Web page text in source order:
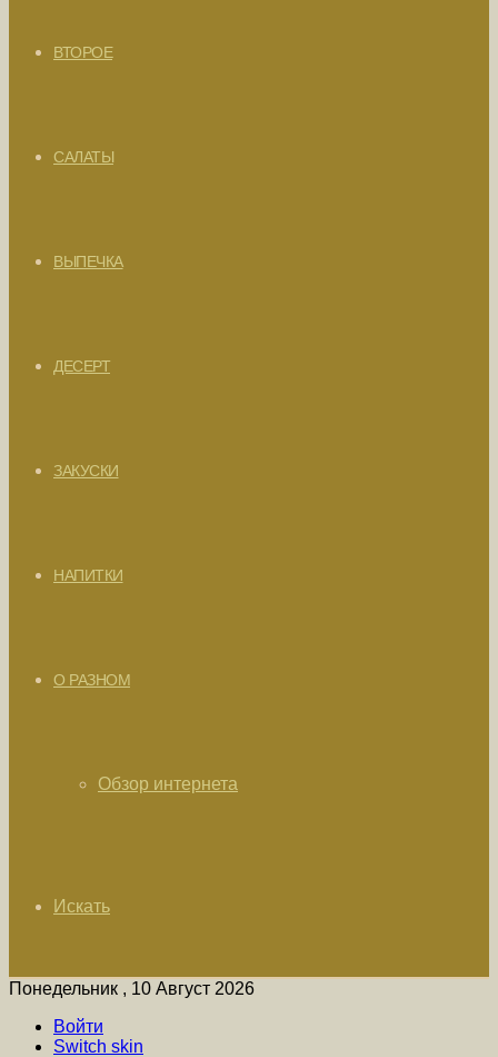
ВТОРОЕ
САЛАТЫ
ВЫПЕЧКА
ДЕСЕРТ
ЗАКУСКИ
НАПИТКИ
О РАЗНОМ
Обзор интернета
Искать
Понедельник , 10 Август 2026
Войти
Switch skin